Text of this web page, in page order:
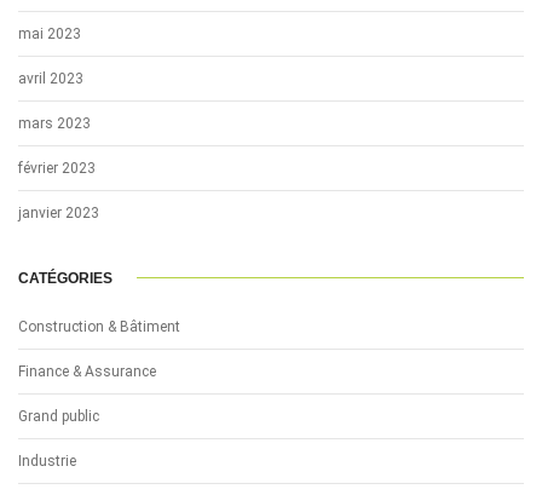
mai 2023
avril 2023
mars 2023
février 2023
janvier 2023
CATÉGORIES
Construction & Bâtiment
Finance & Assurance
Grand public
Industrie